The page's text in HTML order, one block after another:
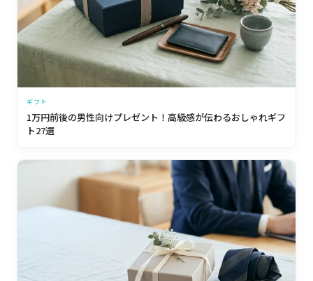
ギフト
1万円前後の男性向けプレゼント！高級感が伝わるおしゃれギフ
ト27選